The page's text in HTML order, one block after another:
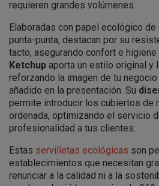
requieren grandes volúmenes.
Elaboradas con papel ecológico
punta-punta, destacan por su
tacto, asegurando confort e higiene
Ketchup aporta un estilo original y
reforzando la imagen de tu
añadido en la presentación. Su
permite introducir los cubiertos de
ordenada, optimizando el servicio
profesionalidad a tus clientes.
Estas servilletas ecológicas son
establecimientos que necesitan
renunciar a la calidad ni a la